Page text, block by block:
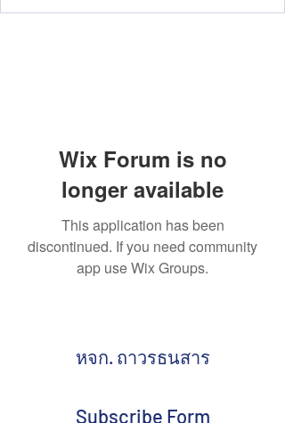
Wix Forum is no
longer available
This application has been
discontinued. If you need community
app use Wix Groups.
หจก. ถาวรธนสาร
Subscribe Form